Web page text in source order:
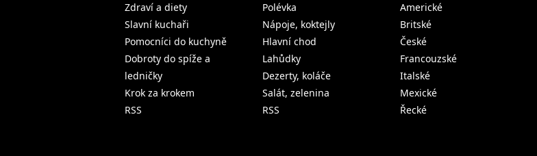
Zdraví a diety
Slavní kuchaři
Pomocníci do kuchyně
Dobroty do spíže a
ledničky
Krok za krokem
RSS
Polévka
Nápoje, koktejly
Hlavní chod
Lahůdky
Dezerty, koláče
Salát, zelenina
RSS
Americké
Britské
České
Francouzské
Italské
Mexické
Řecké